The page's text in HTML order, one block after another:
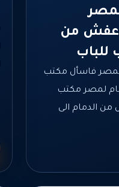
نقل عفش من
للباب
فاسأل مكتب
لمصر مكتب
الدمام الى